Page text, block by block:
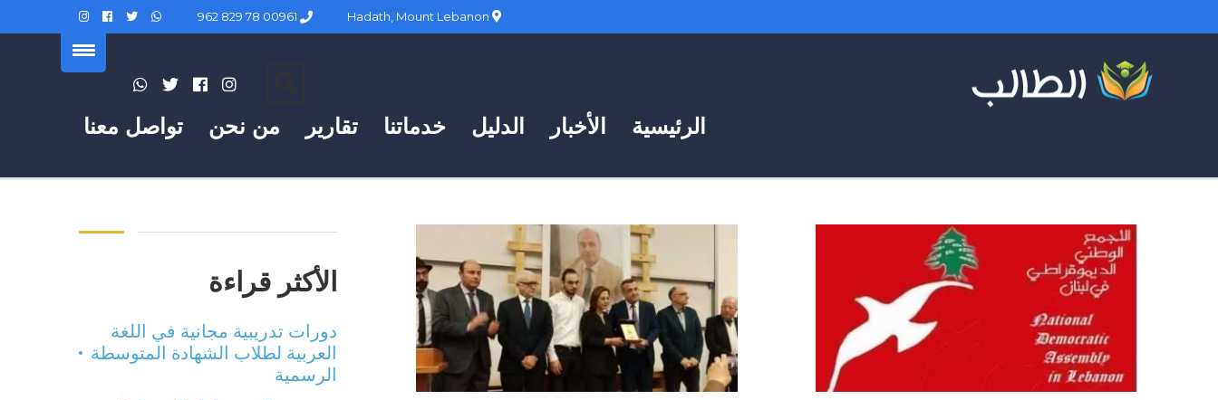
تواصل معنا من نحن تقارير خدماتنا الدليل الأخبار الرئيسية
الأكثر قراءة
دورات تدريبية مجانية في اللغة
العربية لطلاب الشهادة المتوسطة
الرسمية